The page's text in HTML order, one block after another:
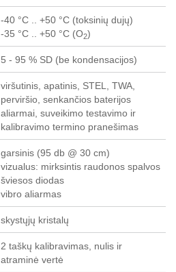
-40 °C .. +50 °C (toksinių dujų)
-35 °C .. +50 °C (O2)
5 - 95 % SD (be kondensacijos)
viršutinis, apatinis, STEL, TWA,
perviršio, senkančios baterijos
aliarmai, suveikimo testavimo ir
kalibravimo termino pranešimas
garsinis (95 db @ 30 cm)
vizualus: mirksintis raudonos spalvos
šviesos diodas
vibro aliarmas
skystųjų kristalų
2 taškų kalibravimas, nulis ir
atraminė vertė